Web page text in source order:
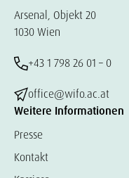
Arsenal, Objekt 20
1030 Wien
+43 1 798 26 01 – 0
office@wifo.ac.at
Weitere Informationen
Presse
Kontakt